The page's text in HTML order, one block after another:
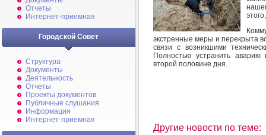
Отчеты
Интернет-приемная
Городской Совет
Структура
Документы
Деятельность
Отчеты
Проекты документов
Публичные слушания
Информация
Интернет-приемная
экстренные меры и перекрыта
связи с возникшими
Полностью устранить аварию
второй половине дня.
Другие новости по теме: